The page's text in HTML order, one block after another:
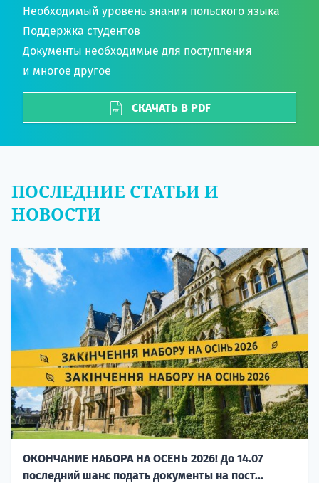
Необходимый уровень знания польского языка
Поддержка студентов
Документы необходимые для поступления
и многое другое
СКАЧАТЬ В PDF
ПОСЛЕДНИЕ СТАТЬИ И
НОВОСТИ
ОКОНЧАНИЕ НАБОРА НА ОСЕНЬ 2026! До 14.07
последний шанс подать документы на пост...